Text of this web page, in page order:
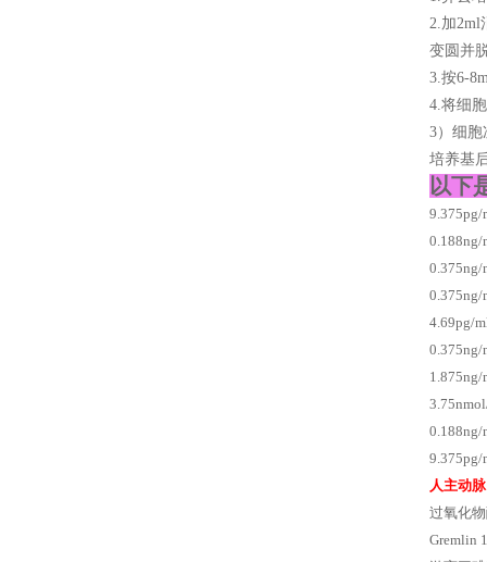
2.加2ml
变圆并
3.按6-
4.将细
3）细胞
培养基
以下
9.375pg/
0.375ng/
4.69pg/
0.375ng/
1.875ng/
0.188ng/
人主动
过氧化
Gremlin